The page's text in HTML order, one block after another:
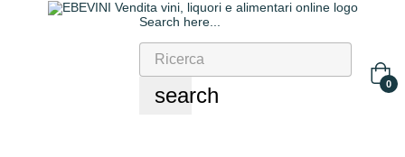
Search here...
search 0